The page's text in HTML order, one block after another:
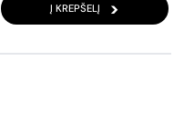
Į KREPŠELĮ